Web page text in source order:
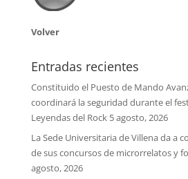
Volver
Entradas recientes
Constituido el Puesto de Mando
coordinará la seguridad durante el
Leyendas del Rock 5 agosto, 2026
La Sede Universitaria de Villena da a
de sus concursos de microrrelatos y
agosto, 2026